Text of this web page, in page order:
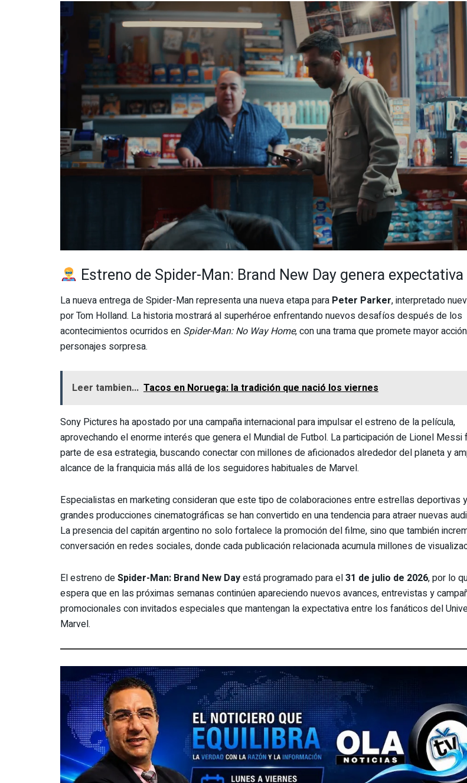
Estreno de Spider-Man: Brand New Day genera expectativa
La nueva entrega de Spider-Man representa una nueva etapa para Peter Parker, interpretado
por Tom Holland. La historia mostrará al superhéroe enfrentando nuevos desafíos después de los
acontecimientos ocurridos en Spider-Man: No Way Home, con una trama que promete mayor
personajes sorpresa.
Leer tambien... Tacos en Noruega: la tradición que nació los viernes
Sony Pictures ha apostado por una campaña internacional para impulsar el estreno de la película,
aprovechando el enorme interés que genera el Mundial de Futbol. La participación de Lionel Messi
parte de esa estrategia, buscando conectar con millones de aficionados alrededor del planeta y
alcance de la franquicia más allá de los seguidores habituales de Marvel.
Especialistas en marketing consideran que este tipo de colaboraciones entre estrellas deportivas y
grandes producciones cinematográficas se han convertido en una tendencia para atraer nuevas
La presencia del capitán argentino no solo fortalece la promoción del filme, sino que también
conversación en redes sociales, donde cada publicación relacionada acumula millones de
El estreno deSpider-Man: Brand New Dayestá programado para el31 de julio de 2026, por lo
espera que en las próximas semanas continúen apareciendo nuevos avances, entrevistas y
promocionales con invitados especiales que mantengan la expectativa entre los fanáticos del
Marvel.